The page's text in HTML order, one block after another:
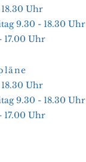
Uhr
9.30 - 18.30 Uhr
17.00 Uhr
Uhr
9.30 - 18.30 Uhr
17.00 Uhr